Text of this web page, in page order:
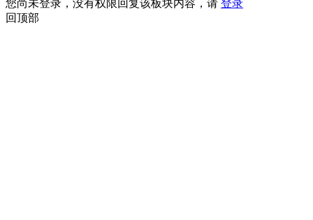
您尚未登录，没有权限回复该板块内容，请 登录
回顶部